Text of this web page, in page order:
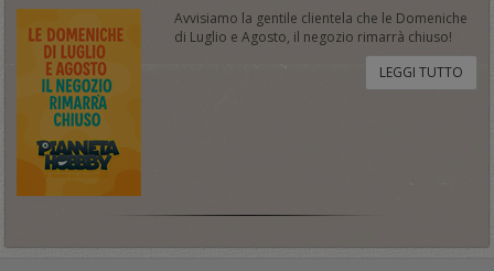
Avvisiamo la gentile clientela che le Domeniche
di Luglio e Agosto, il negozio rimarrà chiuso!
LEGGI TUTTO